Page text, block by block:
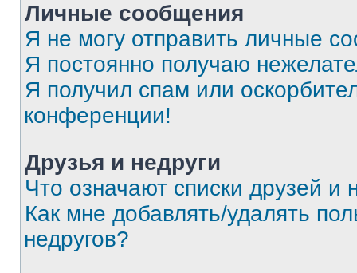
Личные сообщения
Я не могу отправить личные
Я постоянно получаю
Я получил спам или
конференции!
Друзья и недруги
Что означают списки друзей и
Как мне добавлять/удалять
недругов?